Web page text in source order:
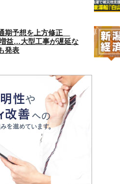
期予想を上方修正
益…大型工事が遅延な
発表